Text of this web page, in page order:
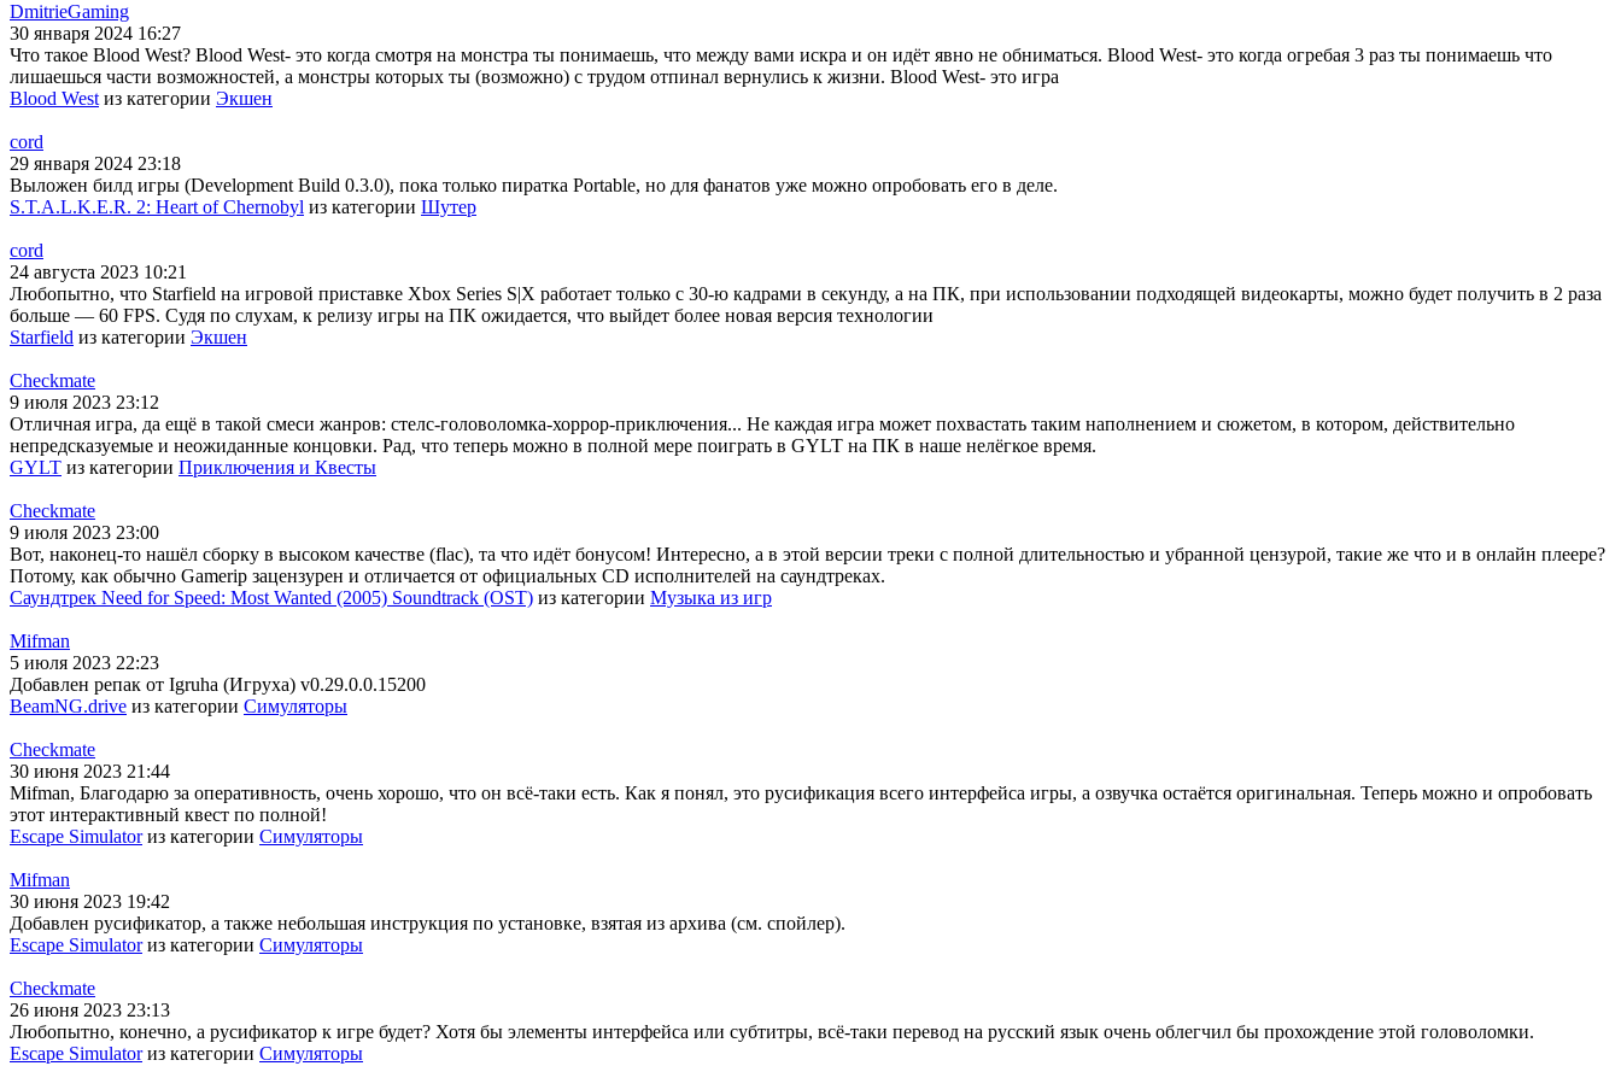
DmitrieGaming
30 января 2024 16:27
Что такое Blood West? Blood West- это когда смотря на монстра ты понимаешь, что между вами искра и он идёт явно не обниматься. Blood West- это когда огребая 3 раз ты понимаешь что
лишаешься части возможностей, а монстры которых ты (возможно) с трудом отпинал вернулись к жизни. Blood West- это игра
Blood West из категории Экшен
cord
29 января 2024 23:18
Выложен билд игры (Development Build 0.3.0), пока только пиратка Portable, но для фанатов уже можно опробовать его в деле.
S.T.A.L.K.E.R. 2: Heart of Chernobyl из категории Шутер
cord
24 августа 2023 10:21
Любопытно, что Starfield на игровой приставке Xbox Series S|X работает только с 30-ю кадрами в секунду, а на ПК, при использовании подходящей видеокарты, можно будет получить в 2 раза
больше — 60 FPS. Судя по слухам, к релизу игры на ПК ожидается, что выйдет более новая версия технологии
Starfield из категории Экшен
Checkmate
9 июля 2023 23:12
Отличная игра, да ещё в такой смеси жанров: стелс-головоломка-хоррор-приключения... Не каждая игра может похвастать таким наполнением и сюжетом, в котором, действительно
непредсказуемые и неожиданные концовки. Рад, что теперь можно в полной мере поиграть в GYLT на ПК в наше нелёгкое время.
GYLT из категории Приключения и Квесты
Checkmate
9 июля 2023 23:00
Вот, наконец-то нашёл сборку в высоком качестве (flac), та что идёт бонусом! Интересно, а в этой версии треки с полной длительностью и убранной цензурой, такие же что и в онлайн плеере?
Потому, как обычно Gamerip зацензурен и отличается от официальных CD исполнителей на саундтреках.
Саундтрек Need for Speed: Most Wanted (2005) Soundtrack (OST) из категории Музыка из игр
Mifman
5 июля 2023 22:23
Добавлен репак от Igruha (Игруха) v0.29.0.0.15200
BeamNG.drive из категории Симуляторы
Checkmate
30 июня 2023 21:44
Mifman, Благодарю за оперативность, очень хорошо, что он всё-таки есть. Как я понял, это русификация всего интерфейса игры, а озвучка остаётся оригинальная. Теперь можно и опробовать
этот интерактивный квест по полной!
Escape Simulatorиз категории Симуляторы
Mifman
30 июня 2023 19:42
Добавлен русификатор, а также небольшая инструкция по установке, взятая из архива (см. спойлер).
Escape Simulatorиз категории Симуляторы
Checkmate
26 июня 2023 23:13
Любопытно, конечно, а русификатор к игре будет? Хотя бы элементы интерфейса или субтитры, всё-таки перевод на русский язык очень облегчил бы прохождение этой головоломки.
Escape Simulatorиз категории Симуляторы